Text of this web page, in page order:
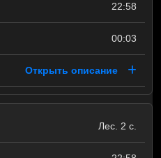
22:58
00:03
Открыть описание
Лес. 2 с.